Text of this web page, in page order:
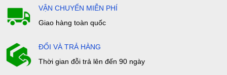
VẬN CHUYỂN MIỄN PHÍ
Giao hàng toàn quốc
ĐỔI VÀ TRẢ HÀNG
Thời gian đỗi trả lên đến 90 ngày